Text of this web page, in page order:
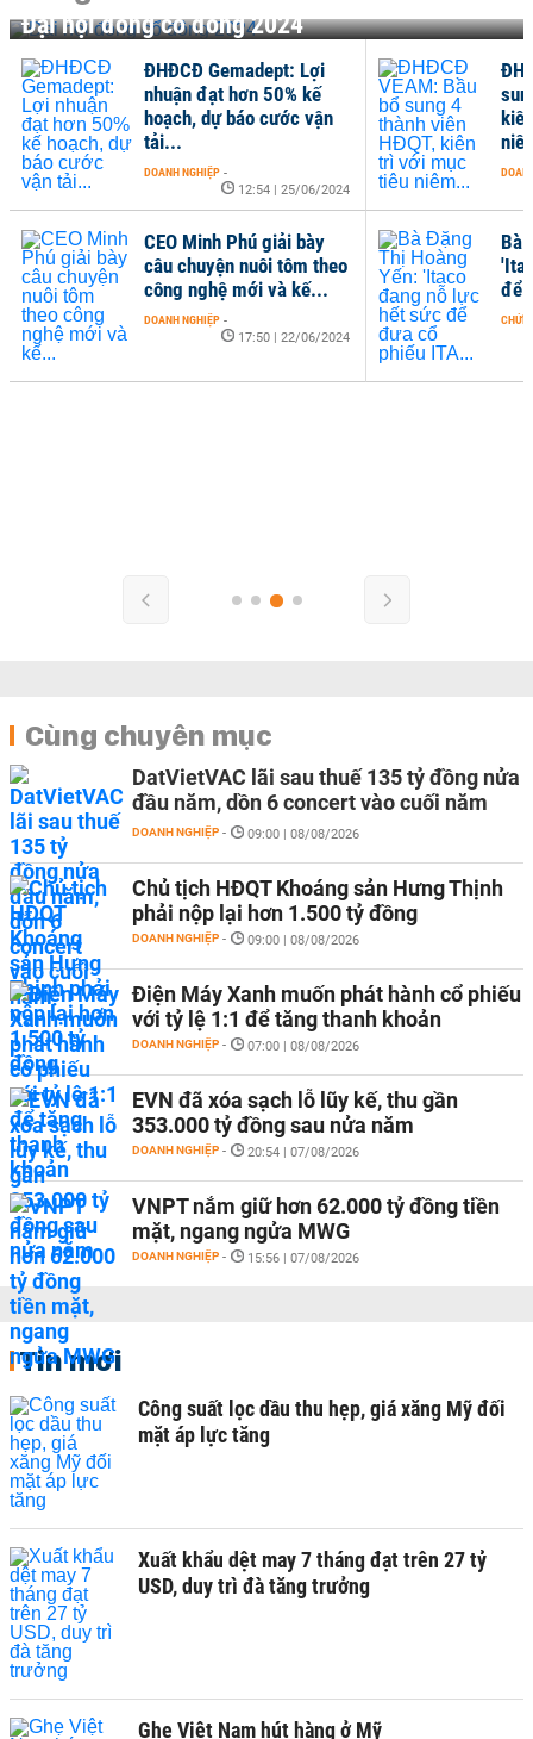
Đại hội đồng cổ đông 2024
Bà
để
ĐHĐCĐ Gemadept: Lợi
nhuận đạt hơn 50% kế
hoạch, dự báo cước vận
tải...
DOANH NGHIỆP -
12:54 | 25/06/2024
CEO Minh Phú giải bày
câu chuyện nuôi tôm theo
công nghệ mới và kế...
DOANH NGHIỆP -
17:50 | 22/06/2024
Cùng chuyên mục
DatVietVAC lãi sau thuế 135 tỷ đồng nửa
đầu năm, dồn 6 concert vào cuối năm
DOANH NGHIỆP - 09:00 | 08/08/2026
Chủ tịch HĐQT Khoáng sản Hưng Thịnh
phải nộp lại hơn 1.500 tỷ đồng
DOANH NGHIỆP - 09:00 | 08/08/2026
Điện Máy Xanh muốn phát hành cổ phiếu
với tỷ lệ 1:1 để tăng thanh khoản
DOANH NGHIỆP - 07:00 | 08/08/2026
EVN đã xóa sạch lỗ lũy kế, thu gần
353.000 tỷ đồng sau nửa năm
DOANH NGHIỆP - 20:54 | 07/08/2026
VNPT nắm giữ hơn 62.000 tỷ đồng tiền
mặt, ngang ngửa MWG
DOANH NGHIỆP - 15:56 | 07/08/2026
Tin mới
Công suất lọc dầu thu hẹp, giá xăng Mỹ đối
mặt áp lực tăng
Xuất khẩu dệt may 7 tháng đạt trên 27 tỷ
USD, duy trì đà tăng trưởng
Ghẹ Việt Nam hút hàng ở Mỹ